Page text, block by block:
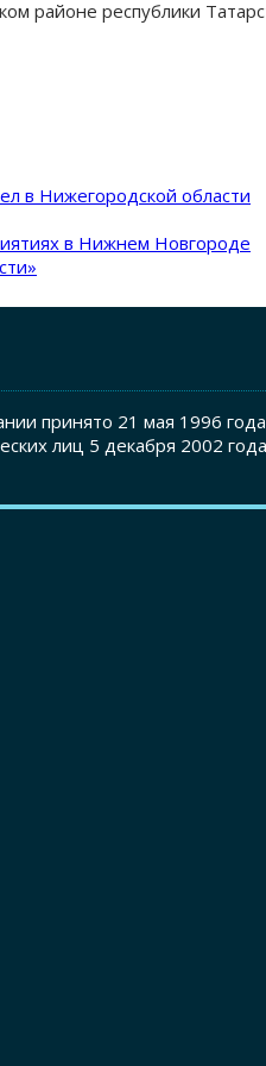
районе республики
в Нижегородской области
в Нижнем Новгороде
принято 21 мая 1996
лиц 5 декабря 2002